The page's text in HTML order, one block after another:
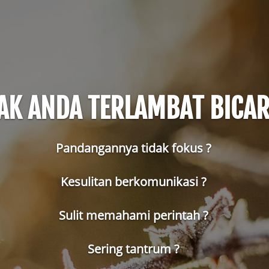
ANDA TERLAMBAT
Pandangannya tidak fokus ?
Kesulitan berkomunikasi ?
Sulit memahami perintah ?
Sering tantrum ?